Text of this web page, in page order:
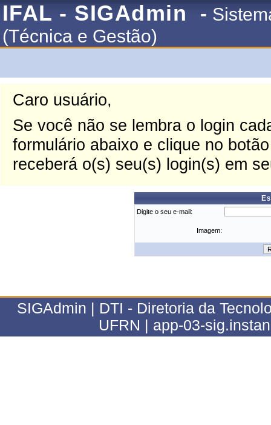
IFAL - SIGAdmin -
(Técnica e Gestão)
Caro usuário,
Se você não se lembra o login
formulário abaixo e clique no
receberá o(s) seu(s) login(s) em
Digite o seu e-mail:
Imagem:
SIGAdmin | DTI - Diretoria da
UFRN | app-03-